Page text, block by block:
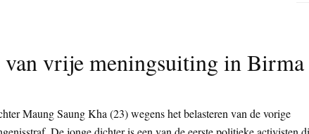
van vrije meningsuiting in Birma
Maung Saung Kha (23) wegens het belasteren van de vorige